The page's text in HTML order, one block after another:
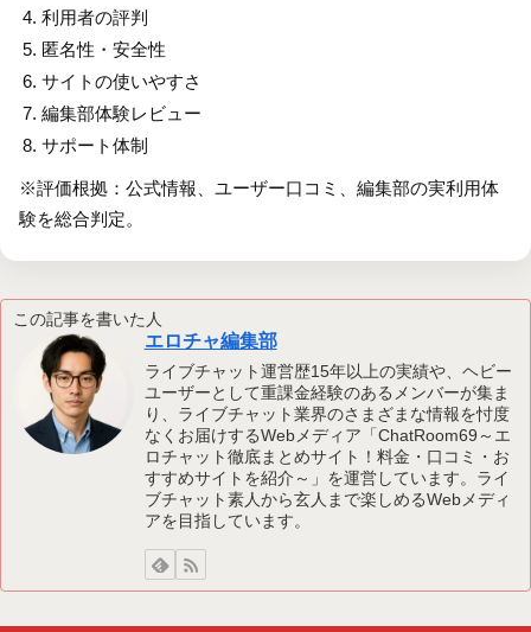
利用者の評判
匿名性・安全性
サイトの使いやすさ
編集部体験レビュー
サポート体制
※評価根拠：公式情報、ユーザー口コミ、編集部の実利用体
験を総合判定。
この記事を書いた人
エロチャ編集部
ライブチャット運営歴15年以上の実績や、ヘビー
ユーザーとして重課金経験のあるメンバーが集ま
り、ライブチャット業界のさまざまな情報を忖度
なくお届けするWebメディア「ChatRoom69～エ
ロチャット徹底まとめサイト！料金・口コミ・お
すすめサイトを紹介～」を運営しています。ライ
ブチャット素人から玄人まで楽しめるWebメディ
アを目指しています。